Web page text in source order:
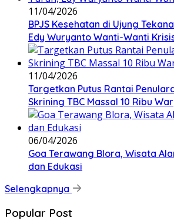
11/04/2026
BPJS Kesehatan di Ujung
Edy Wuryanto Wanti-Wanti
11/04/2026
‎Targetkan Putus Rantai
Skrining TBC Massal 10 Ribu
06/04/2026
Goa Terawang Blora, Wisata
dan Edukasi
Selengkapnya
Popular Post